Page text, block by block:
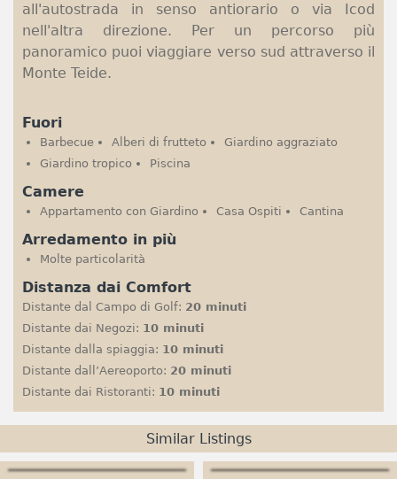
all'autostrada in senso antiorario o via Icod
nell'altra direzione. Per un percorso più
panoramico puoi viaggiare verso sud attraverso il
Monte Teide.
Fuori
Barbecue Alberi di frutteto
Giardino aggraziato
Giardino tropico
Piscina
Camere
Appartamento con Giardino Casa Ospiti Cantina
Arredamento in più
Molte particolarità
Distanza dai Comfort
Distante dal Campo di Golf: 20 minuti
Distante dai Negozi: 10 minuti
Distante dalla spiaggia: 10 minuti
Distante dall’Aereoporto: 20 minuti
Distante dai Ristoranti: 10 minuti
Similar Listings